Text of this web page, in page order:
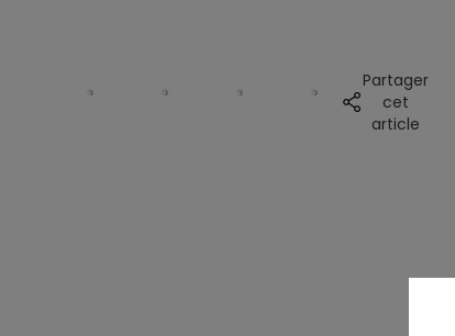
Partager
cet
article